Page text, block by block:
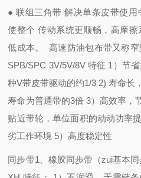
● 联组三角带 解决单条皮带使
使整个 传动系统更顺畅，高摩
低成本。
高速防油包布带又称
SPB/SPC 3V/5V/8V 特征 1）节
种V带皮带驱动的约1/3 2) 寿命长
寿命为普通带的3倍 3）高效率，
贴近带轮，单位面积的动动功率
劣工作环境 5）高度稳定性
同步带1、橡胶同步带（zui基本